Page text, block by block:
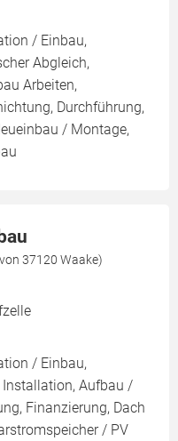
/ Einbau,
Abgleich,
Arbeiten,
Durchführung,
/ Montage,
37120 Waake)
/ Einbau,
Installation, Aufbau /
Finanzierung, Dach
/ PV